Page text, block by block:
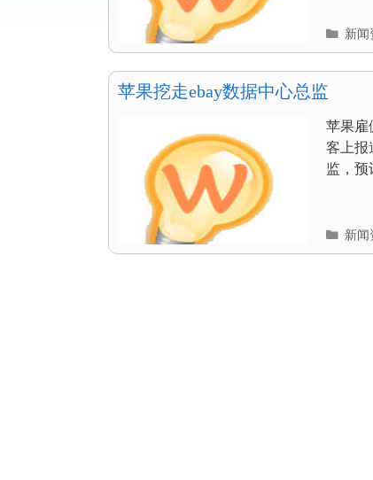
分
类
目
新闻
苹果挖走ebay数据中心总监
苹果雇
客上报
监，预
分
类
新闻